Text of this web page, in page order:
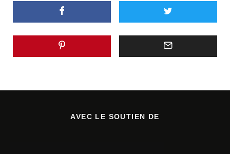
AVEC LE SOUTIEN DE